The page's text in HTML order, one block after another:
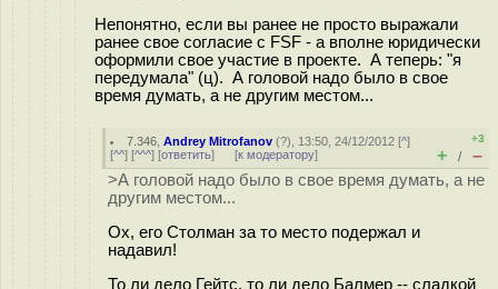
Непонятно, если вы ранее не просто выражали
ранее свое согласие с FSF - а вполне юридически
оформили свое участие в проекте. А теперь: "я
передумала" (ц). А головой надо было в свое
время думать, а не другим местом...
7.346 ,Andrey Mitrofanov (?), 13:50, 24/12/2012 [^]
[^^] [^^^] [ответить] [к модератору]
+3
+ / –
>А головой надо было в свое время думать, а не
другим местом...
Ох, его Столман за то место подержал и
надавил!
То ли дело Гейтс, то ли дело Балмер -- сладкой